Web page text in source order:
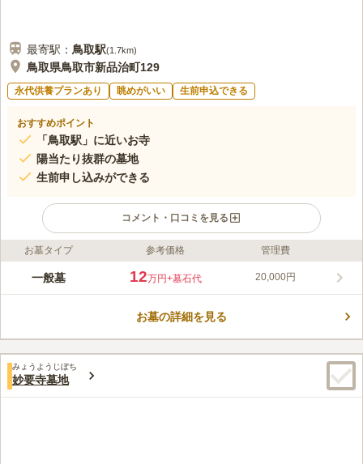
最寄駅： 鳥取駅(1.7km)
鳥取県鳥取市新品治町129
永代供養プランあり 眺めがいい 生前申込できる
おすすめポイント
「鳥取駅」に近いお寺
陽当たり抜群の墓地
生前申し込みができる
コメント・口コミを見る
ライフドット編集部のコメント
周りに建物もなく開放的で陽当たりも良く、暖かい陽射しを体い
す。 段差も少なく、地面はアスファルトなので、雨の日でも足
るのも嬉しい配慮です。
口コミ評価
この霊園はまだ誰からも評価されていません。
お墓タイプ 参考価格 管理費
一般墓 12万円+墓石代 20,000円
お墓の詳細を見る
みょうようじぼち
妙要寺墓地